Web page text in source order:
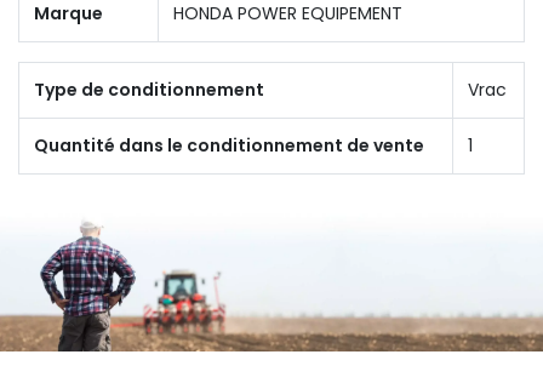
Marque HONDA POWER EQUIPEMENT
Type de conditionnement Vrac
Quantité dans le conditionnement de vente 1